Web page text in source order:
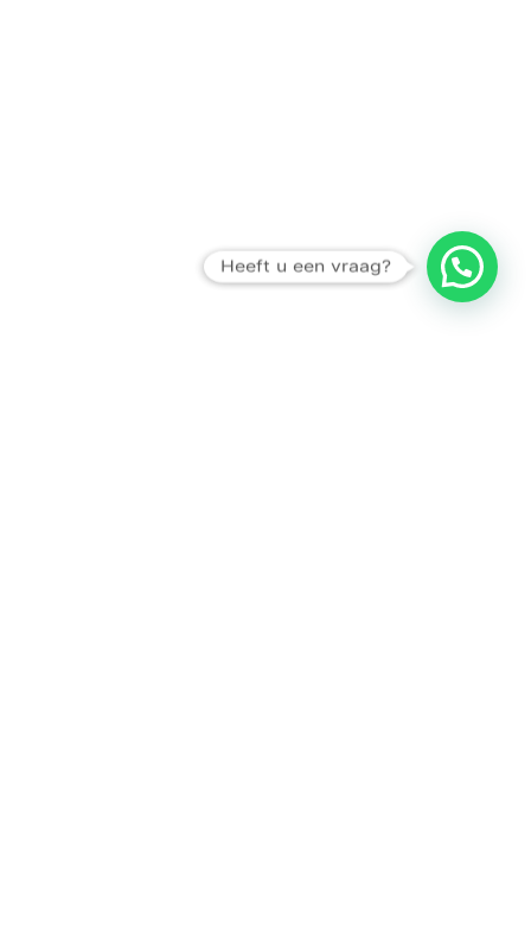
Heeft u een vraag?